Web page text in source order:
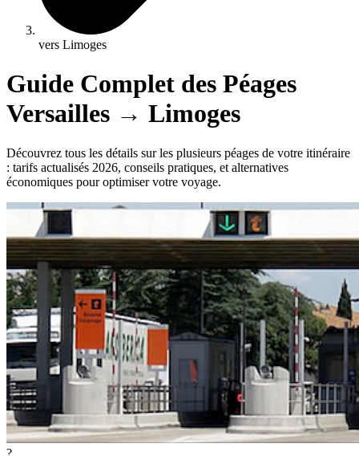
vers Limoges
Guide Complet des Péages
Versailles → Limoges
Découvrez tous les détails sur les plusieurs péages de votre itinéraire
: tarifs actualisés 2026, conseils pratiques, et alternatives
économiques pour optimiser votre voyage.
?